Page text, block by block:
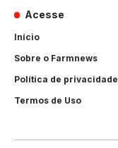
Acesse
Início
Sobre o Farmnews
Política de privacidade
Termos de Uso